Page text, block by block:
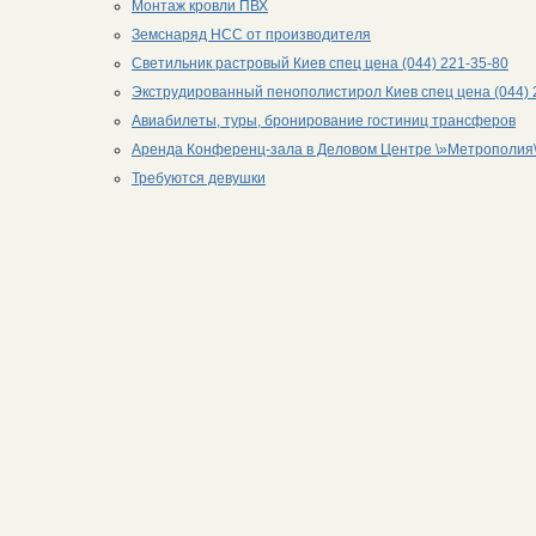
Монтаж кровли ПВХ
Земснаряд НСС от производителя
Светильник растровый Киев спец цена (044) 221-35-80
Экструдированный пенополистирол Киев спец цена (044)
Авиабилеты, туры, бронирование гостиниц трансферов
Аренда Конференц-зала в Деловом Центре
Требуются девушки